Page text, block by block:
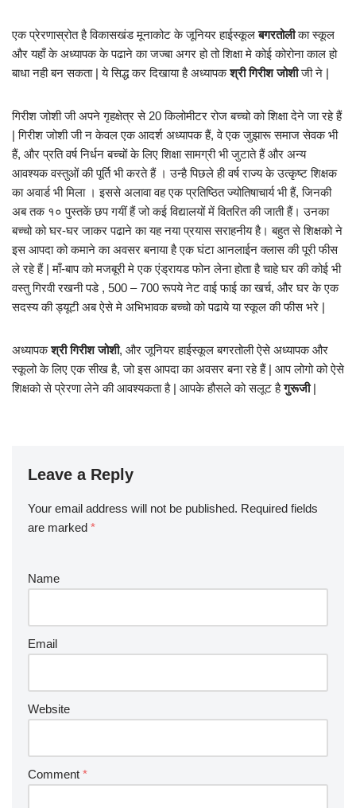
एक प्रेरणास्रोत है विकासखंड मूनाकोट के जूनियर हाईस्कूलबगरतोलीका स्कूल
और यहाँ के अध्यापक के पढाने का जज्बा अगर हो तो शिक्षा मे कोई कोरोना काल हो
बाधा नही बन सकता | ये सिद्ध कर दिखाया है अध्यापकश्री गिरीश जोशीजी ने |
गिरीश जोशी जी अपने गृहक्षेत्र से 20 किलोमीटर रोज बच्चो को शिक्षा देने जा रहे हैं
| गिरीश जोशी जी न केवल एक आदर्श अध्यापक हैं, वे एक जुझारू समाज सेवक भी
हैं, और प्रति वर्ष निर्धन बच्चों के लिए शिक्षा सामग्री भी जुटाते हैं और अन्य
आवश्यक वस्तुओं की पूर्ति भी करते हैं । उन्है पिछले ही वर्ष राज्य के उत्कृष्ट शिक्षक
का अवार्ड भी मिला । इससे अलावा वह एक प्रतिष्ठित ज्योतिषाचार्य भी हैं, जिनकी
अब तक १० पुस्तकें छप गयीं हैं जो कई विद्यालयों में वितरित की जाती हैं। उनका
बच्चो को घर-घर जाकर पढाने का यह नया प्रयास सराहनीय है। बहुत से शिक्षको ने
इस आपदा को कमाने का अवसर बनाया है एक घंटा आनलाईन क्लास की पूरी फीस
ले रहे हैं | माँ-बाप को मजबूरी मे एक एंड्रायड फोन लेना होता है चाहे घर की कोई भी
वस्तु गिरवी रखनी पडे , 500 – 700 रूपये नेट वाई फाई का खर्च, और घर के एक
सदस्य की ड्यूटी अब ऐसे मे अभिभावक बच्चो को पढाये या स्कूल की फीस भरे |
अध्यापकश्री गिरीश जोशी, और जूनियर हाईस्कूल बगरतोली ऐसे अध्यापक और
स्कूलो के लिए एक सीख है, जो इस आपदा का अवसर बना रहे हैं | आप लोगो को ऐसे
शिक्षको से प्रेरणा लेने की आवश्यकता है | आपके हौसले को सलूट हैगुरूजी|
Leave a Reply
Your email address will not be published. Required fields
are marked *
Name
Email
Website
Comment *